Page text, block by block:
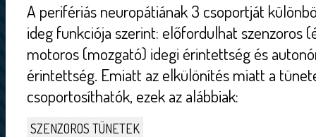
A perifériás neuropátiának 3 csoportját
ideg funkciója szerint: előfordulhat szenzoros
motoros (mozgató) idegi érintettség és
érintettség. Emiatt az elkülönítés miatt a
csoportosíthatók, ezek az alábbiak:
SZENZOROS TÜNETEK